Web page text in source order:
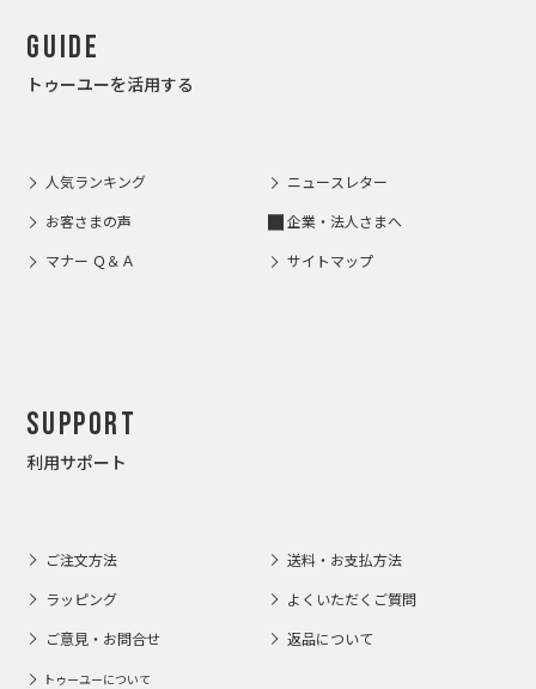
Guide
トゥーユーを活用する
人気ランキング ニュースレター
お客さまの声 企業・法人さまへ
マナー Ｑ＆Ａ サイトマップ
Support
利用サポート
ご注文方法 送料・お支払方法
ラッピング よくいただくご質問
ご意見・お問合せ 返品について
トゥーユーについて